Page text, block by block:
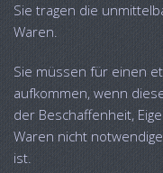
Sie tragen die
Waren.
Sie müssen für einen
aufkommen, wenn
der Beschaffenheit,
Waren nicht
ist.